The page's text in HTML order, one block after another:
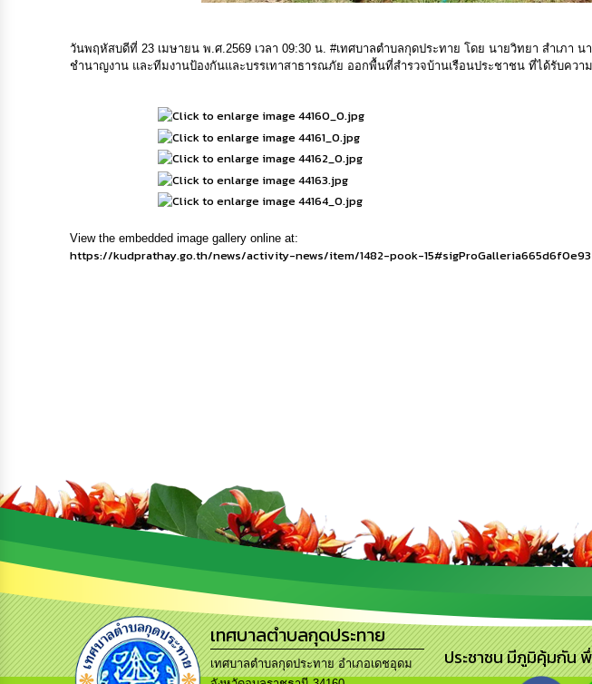
วันพฤหัสบดีที่ 23 เมษายน พ.ศ.2569 เวลา 09:30 น. #เทศบาลตำบลกุดประทาย โดย นายวิทยา สำเภา
ชำนาญงาน และทีมงานป้องกันและบรรเทาสาธารณภัย ออกพื้นที่สำรวจบ้านเรือนประชาชน ที่ได้รับคว
View the embedded image gallery online at:
https://kudprathay.go.th/news/activity-news/item/1482-pook-15#sigProGalleria665d6f0e93
เทศบาลตำบลกุดประทาย
เทศบาลตำบลกุดประทาย อำเภอเดชอุดม
ประชาชน มีภูมิคุ้มกัน